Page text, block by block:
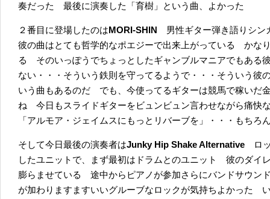
奏だった 最後に演奏した「育樹」という曲、よかった
２番目に登場したのはMORI-SHIN 男性ギター弾き語りシ
彼の曲はとても哲学的なポエジーで出来上がっている かな
る そのいっぽうでちょっとしたギャンブルマニアでもある
ない・・・そういう鉄則を守ってるようで・・・そういう彼
いう曲もあるのだ でも、今使ってるギターは競馬で稼いだ
ね 今日もスライドギターをビュンビュン言わせながら痛快
「アルモア・ジェイムスにもっとリバーブを」・・・もちろ
そして今日最後の演奏者はJunky Hip Shake Alternative
ロ
したユニットで、まず最初はドラムとのユニット 彼のダイ
膨らませている 途中からピアノが参加さらにバンドサウン
が加わりますますいいグルーブなロックが気持ちよかった